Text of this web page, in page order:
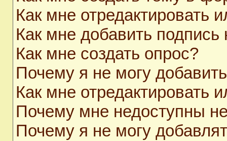
Как мне отредактировать
Как мне добавить
Как мне создать опрос?
Почему я не могу
Как мне отредактировать
Почему мне недоступны
Почему я не могу